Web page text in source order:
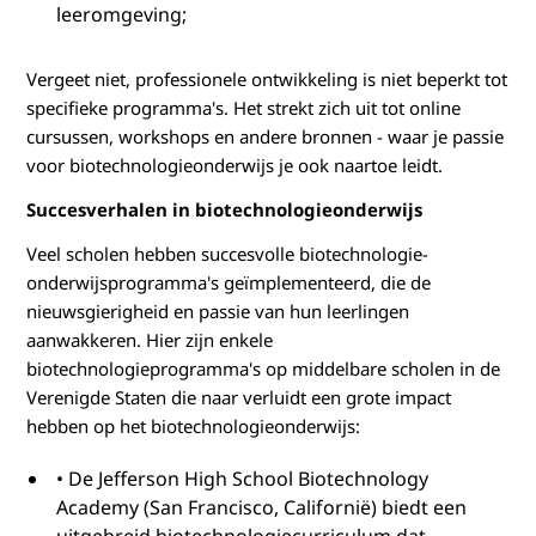
leeromgeving;
Vergeet niet, professionele ontwikkeling is niet beperkt tot
specifieke programma's. Het strekt zich uit tot online
cursussen, workshops en andere bronnen - waar je passie
voor biotechnologieonderwijs je ook naartoe leidt.
Succesverhalen in biotechnologieonderwijs
Veel scholen hebben succesvolle biotechnologie-
onderwijsprogramma's geïmplementeerd, die de
nieuwsgierigheid en passie van hun leerlingen
aanwakkeren. Hier zijn enkele
biotechnologieprogramma's op middelbare scholen in de
Verenigde Staten die naar verluidt een grote impact
hebben op het biotechnologieonderwijs:
• De Jefferson High School Biotechnology
Academy (San Francisco, Californië) biedt een